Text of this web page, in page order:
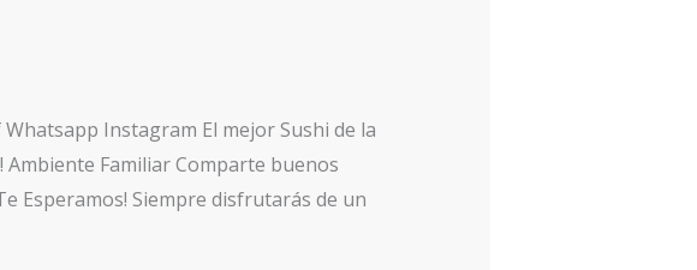
Instagram El mejor Sushi de la
Ambiente Familiar Comparte buenos
Esperamos! Siempre disfrutarás de un